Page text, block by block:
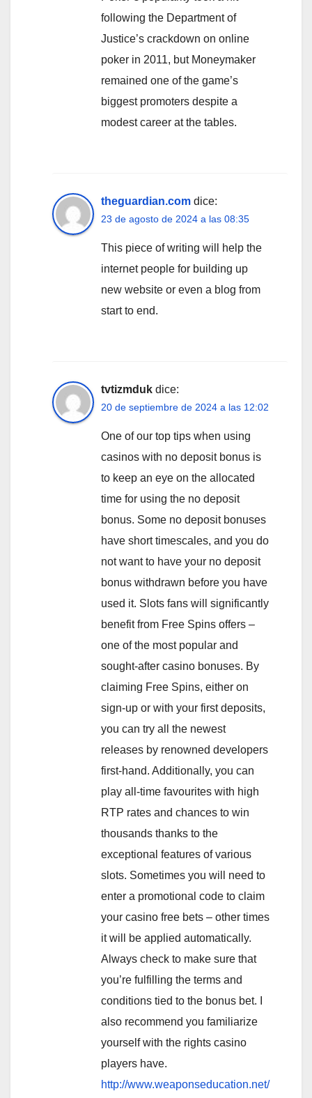
following the Department of
Justice’s crackdown on online
poker in 2011, but Moneymaker
remained one of the game’s
biggest promoters despite a
modest career at the tables.
theguardian.com dice:
23 de agosto de 2024 a las 08:35
This piece of writing will help the
internet people for building up
new website or even a blog from
start to end.
tvtizmduk dice:
20 de septiembre de 2024 a las 12:02
One of our top tips when using
casinos with no deposit bonus is
to keep an eye on the allocated
time for using the no deposit
bonus. Some no deposit bonuses
have short timescales, and you do
not want to have your no deposit
bonus withdrawn before you have
used it. Slots fans will significantly
benefit from Free Spins offers –
one of the most popular and
sought-after casino bonuses. By
claiming Free Spins, either on
sign-up or with your first deposits,
you can try all the newest
releases by renowned developers
first-hand. Additionally, you can
play all-time favourites with high
RTP rates and chances to win
thousands thanks to the
exceptional features of various
slots. Sometimes you will need to
enter a promotional code to claim
your casino free bets – other times
it will be applied automatically.
Always check to make sure that
you’re fulfilling the terms and
conditions tied to the bonus bet. I
also recommend you familiarize
yourself with the rights casino
players have.
http://www.weaponseducation.net/